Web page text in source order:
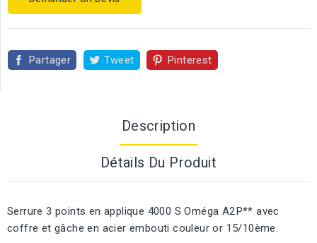
Partager Tweet Pinterest
Description
Détails Du Produit
Serrure 3 points en applique 4000 S Oméga A2P** avec
coffre et gâche en acier embouti couleur or 15/10ème.